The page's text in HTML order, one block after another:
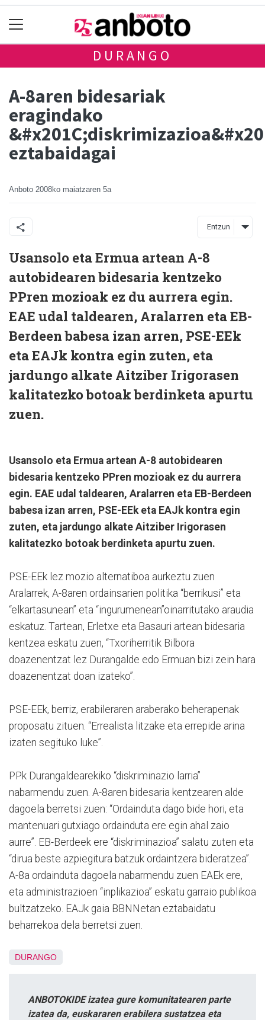
DURANGO
A-8aren bidesariak
eragindako
eztabaidagai
Anboto 2008ko maiatzaren 5a
Entzun
Usansolo eta Ermua artean A-8
autobidearen bidesaria kentzeko
PPren mozioak ez du aurrera egin.
EAE udal taldearen, Aralarren eta EB-
Berdeen babesa izan arren, PSE-EEk
eta EAJk kontra egin zuten, eta
jardungo alkate Aitziber Irigorasen
kalitatezko botoak berdinketa apurtu
zuen.
Usansolo eta Ermua artean A-8 autobidearen
bidesaria kentzeko PPren mozioak ez du aurrera
egin. EAE udal taldearen, Aralarren eta EB-Berdeen
babesa izan arren, PSE-EEk eta EAJk kontra egin
zuten, eta jardungo alkate Aitziber Irigorasen
kalitatezko botoak berdinketa apurtu zuen.
PSE-EEk lez mozio alternatiboa aurkeztu zuen
Aralarrek, A-8aren ordainsarien politika “berrikusi” eta
“elkartasunean” eta “ingurumenean”oinarritutako araudia
eskatuz. Tartean, Erletxe eta Basauri artean bidesaria
kentzea eskatu zuen, “Txoriherritik Bilbora
doazenentzat lez Durangalde edo Ermuan bizi zein hara
doazenentzat doan izateko”.
PSE-EEk, berriz, erabileraren araberako beherapenak
proposatu zituen. “Errealista litzake eta errepide arina
izaten segituko luke”.
PPk Durangaldearekiko “diskriminazio larria”
nabarmendu zuen. A-8aren bidesaria kentzearen alde
dagoela berretsi zuen: “Ordainduta dago bide hori, eta
mantenuari gutxiago ordainduta ere egin ahal zaio
aurre”. EB-Berdeek ere “diskriminazioa” salatu zuten eta
“dirua beste azpiegitura batzuk ordaintzera bideratzea”.
A-8a ordainduta dagoela nabarmendu zuen EAEk ere,
eta administrazioen “inplikazioa” eskatu garraio publikoa
bultzatzeko. EAJk gaia BBNNetan eztabaidatu
beharrekoa dela berretsi zuen.
DURANGO
ANBOTOKIDE izatea gure komunitatearen parte
izatea da, euskararen erabilera sustatzea eta